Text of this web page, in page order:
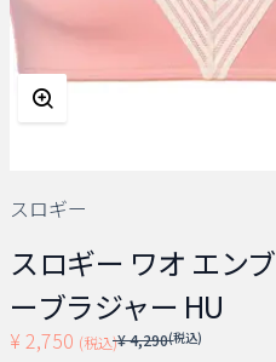
スロギー
スロギー ワオ エン
ーブラジャー HU
¥ 2,750 (税込)Price reduced from
¥ 4,290(税込)